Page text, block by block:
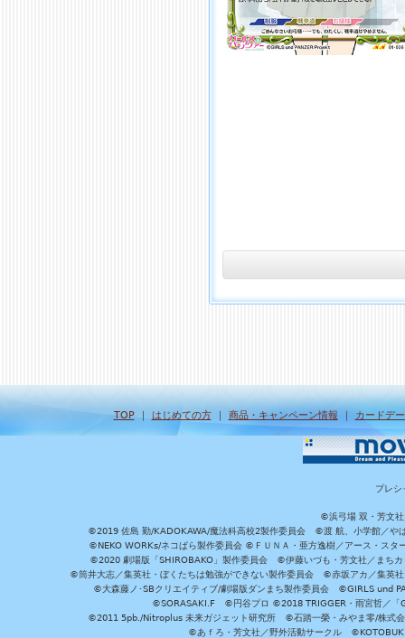
TOP｜ はじめての方｜ 商品・キャンペーン情報 ｜ カードデ
プレシ
©浜弓場 双・芳文社
©2019 佐島 勤/KADOKAWA/魔法科高校2製作委員会 ©渡 航、小学館／や
©NEKO WORKs/ネコぱら製作委員会 ©ＦＵＮＡ・亜方逸樹／アース・ス
©2020 劇場版「SHIROBAKO」製作委員会 ©伊藤いづも・芳文社／まち
©筒井大志／集英社・ぼくたちは勉強ができない製作委員会 ©赤坂アカ／集英
©大森藤ノ･SBクリエイティブ/劇場版ダンまち製作委員会 ©GIRLS und
©SORASAKI.F ©円谷プロ ©2018 TRIGGER・雨宮哲／
©2011 5pb./Nitroplus 未来ガジェット研究所 ©石踏一榮・みやま零/株式
©あｆろ・芳文社／野外活動サークル